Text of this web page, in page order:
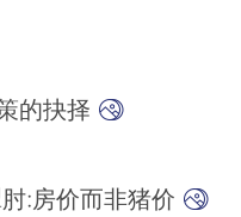
的抉择
:房价而非猪价